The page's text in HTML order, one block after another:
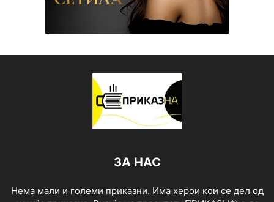
ЗА НАС
Нема мали и големи приказни. Има херои кои се дел од